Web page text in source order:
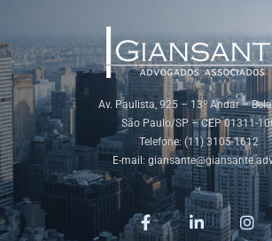
Av. Paulista, 925 – 13º Andar –
São Paulo/SP – CEP 01311-
Telefone: (11) 3105-1612
E-mail: